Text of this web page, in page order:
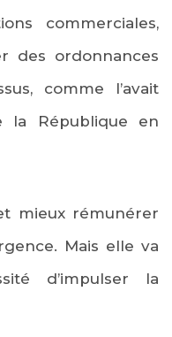
commerciales,
des ordonnances
comme l’avait
la République en
mieux rémunérer
Mais elle va
d’impulser la